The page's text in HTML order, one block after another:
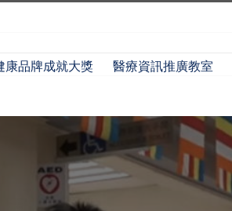
康品牌成就大獎 醫療資訊推廣教室